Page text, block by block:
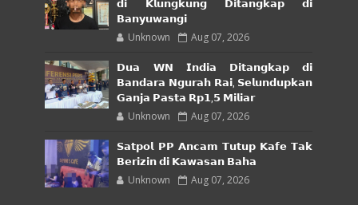
𝗱𝗶 𝗞𝗹𝘂𝗻𝗴𝗸𝘂𝗻𝗴 𝗗𝗶𝘁𝗮𝗻𝗴𝗸𝗮𝗽 𝗱𝗶
𝗕𝗮𝗻𝘆𝘂𝘄𝗮𝗻𝗴𝗶
Unknown Aug 07, 2026
𝗗𝘂𝗮 𝗪𝗡 𝗜𝗻𝗱𝗶𝗮 𝗗𝗶𝘁𝗮𝗻𝗴𝗸𝗮𝗽 𝗱𝗶
𝗕𝗮𝗻𝗱𝗮𝗿𝗮 𝗡𝗴𝘂𝗿𝗮𝗵 𝗥𝗮𝗶, 𝗦𝗲𝗹𝘂𝗻𝗱𝘂𝗽𝗸𝗮𝗻
𝗚𝗮𝗻𝗷𝗮 𝗣𝗮𝘀𝘁𝗮 𝗥𝗽𝟭,𝟱 𝗠𝗶𝗹𝗶𝗮𝗿
Unknown Aug 07, 2026
𝗦𝗮𝘁𝗽𝗼𝗹 𝗣𝗣 𝗔𝗻𝗰𝗮𝗺 𝗧𝘂𝘁𝘂𝗽 𝗞𝗮𝗳𝗲 𝗧𝗮𝗸
𝗕𝗲𝗿𝗶𝘇𝗶𝗻 𝗱𝗶 𝗞𝗮𝘄𝗮𝘀𝗮𝗻 𝗕𝗮𝗵𝗮
Unknown Aug 07, 2026